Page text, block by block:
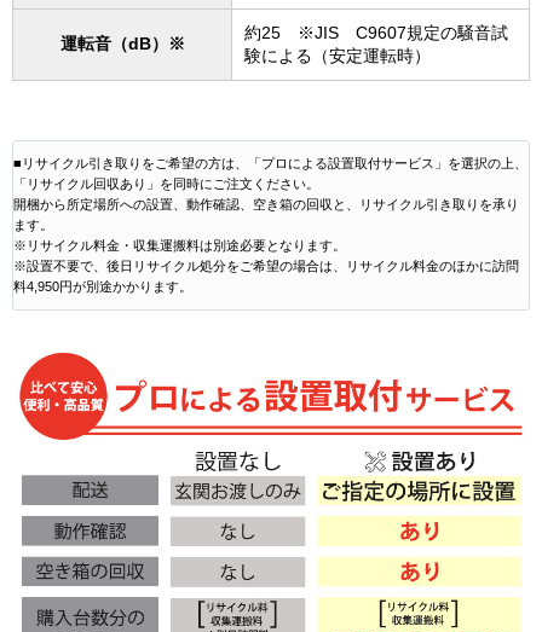
運転音（dB）※
約25 ※JIS C9607規定の騒音試
験による（安定運転時）
■リサイクル引き取りをご希望の方は、「プロによる設置取付サービス」を選択の上、
「リサイクル回収あり」を同時にご注文ください。
開梱から所定場所への設置、動作確認、空き箱の回収と、リサイクル引き取りを承り
ます。
※リサイクル料金・収集運搬料は別途必要となります。
※設置不要で、後日リサイクル処分をご希望の場合は、リサイクル料金のほかに訪問
料4,950円が別途かかります。